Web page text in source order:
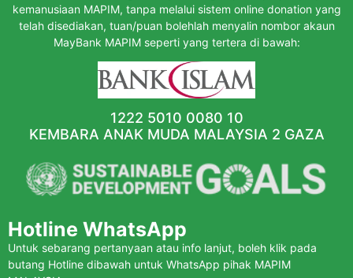
kemanusiaan MAPIM, tanpa melalui sistem online donation yang
telah disediakan, tuan/puan bolehlah menyalin nombor akaun
MayBank MAPIM seperti yang tertera di bawah:
1222 5010 0080 10
KEMBARA ANAK MUDA MALAYSIA 2 GAZA
Hotline WhatsApp
Untuk sebarang pertanyaan atau info lanjut, boleh klik pada
butang Hotline dibawah untuk WhatsApp pihak MAPIM